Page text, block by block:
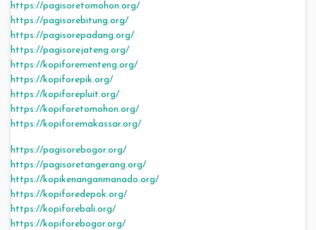
https://pagisoretomohon.org/
https://pagisorebitung.org/
https://pagisorepadang.org/
https://pagisorejateng.org/
https://kopiforementeng.org/
https://kopiforepik.org/
https://kopiforepluit.org/
https://kopiforetomohon.org/
https://kopiforemakassar.org/
https://pagisorebogor.org/
https://pagisoretangerang.org/
https://kopikenanganmanado.org/
https://kopiforedepok.org/
https://kopiforebali.org/
https://kopiforebogor.org/